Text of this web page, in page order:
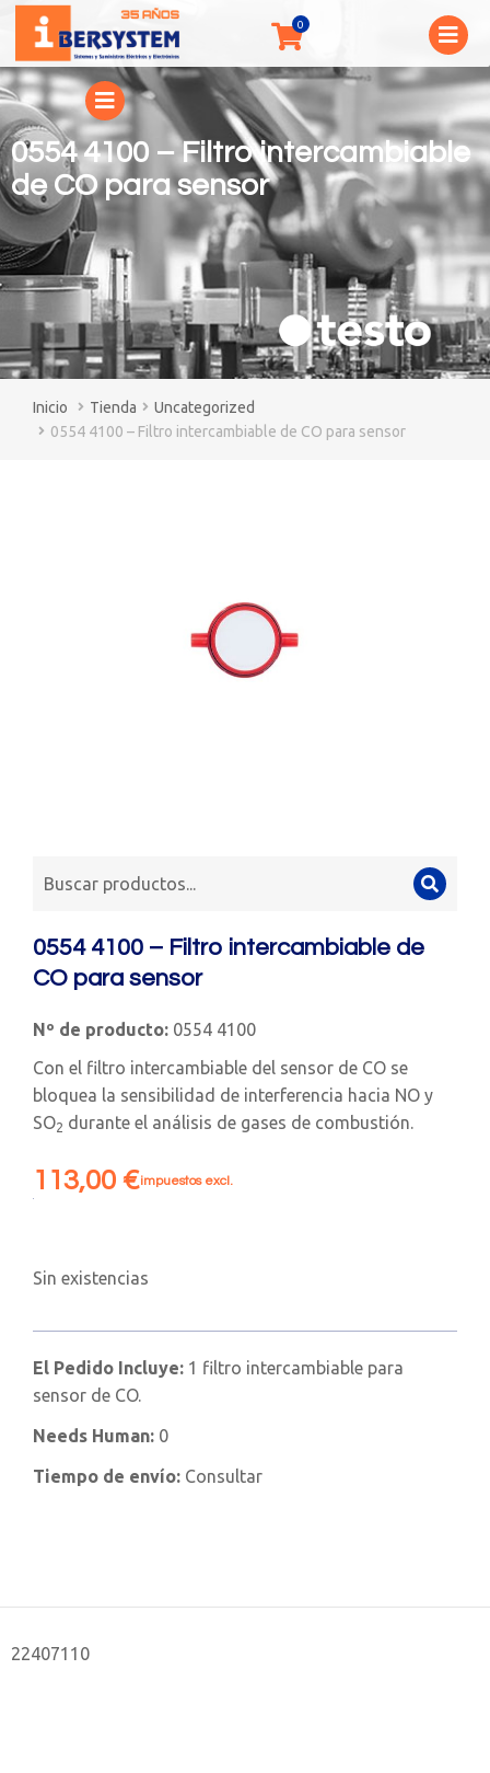
0554 4100 – Filtro intercambiable
de CO para sensor
You are here:
Tienda
Uncategorized
0554 4100 – Filtro intercambiable de CO para sensor
0554 4100 – Filtro intercambiable de
CO para sensor
Nº de producto: 0554 4100
Con el filtro intercambiable del sensor de CO se
bloquea la sensibilidad de interferencia hacia NO y
SO2 durante el análisis de gases de combustión.
113,00 €impuestos excl.
Sin existencias
El Pedido Incluye: 1 filtro intercambiable para
sensor de CO.
Needs Human: 0
Tiempo de envío: Consultar
22407110